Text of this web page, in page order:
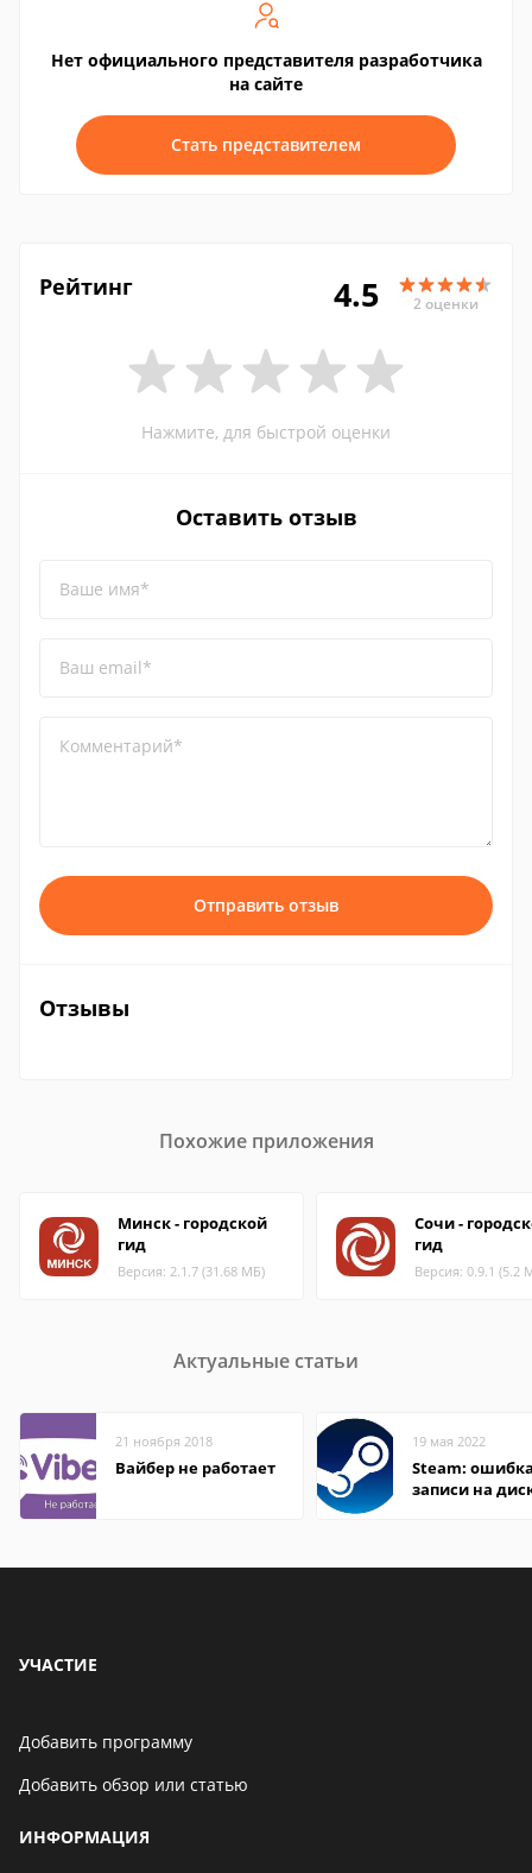
Нет официального представителя разработчика
на сайте
Стать представителем
Рейтинг 4.5 2 оценки
Нажмите, для быстрой оценки
Оставить отзыв
Ваше имя*
Ваш email*
Комментарий*
Отправить отзыв
Отзывы
Похожие приложения
Минск - городской
гид
Версия: 2.1.7 (31.68 МБ)
Сочи -
гид
Версия: 0.9.1 (5.2
Актуальные статьи
21 ноября 2018
Вайбер не работает
19 мая 2022
Steam:
записи на
УЧАСТИЕ
Добавить программу
Добавить обзор или статью
ИНФОРМАЦИЯ